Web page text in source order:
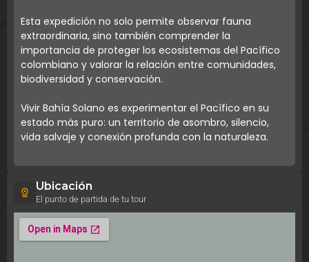
Esta expedición no solo permite observar fauna
extraordinaria, sino también comprender la
importancia de proteger los ecosistemas del Pacífico
colombiano y valorar la relación entre comunidades,
biodiversidad y conservación.
Vivir Bahía Solano es experimentar el Pacífico en su
estado más puro: un territorio de asombro, silencio,
vida salvaje y conexión profunda con la naturaleza.
Ubicación
El punto de partida de tu tour